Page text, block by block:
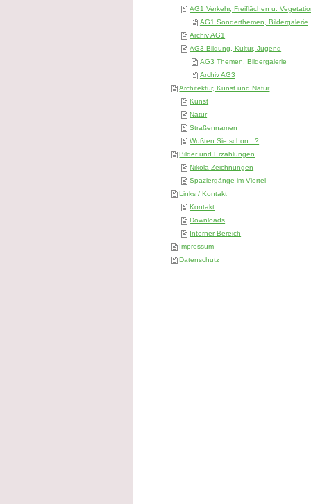
AG1 Verkehr, Freiflächen u.
AG1 Sonderthemen, Bildergalerie
Archiv AG1
AG3 Bildung, Kultur, Jugend
AG3 Themen, Bildergalerie
Archiv AG3
Architektur, Kunst und Natur
Kunst
Natur
Straßennamen
Wußten Sie schon...?
Bilder und Erzählungen
Nikola-Zeichnungen
Spaziergänge im Viertel
Links / Kontakt
Kontakt
Downloads
Interner Bereich
Impressum
Datenschutz